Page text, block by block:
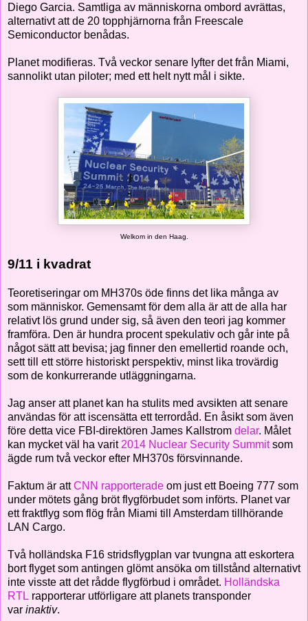
Diego Garcia. Samtliga av människorna ombord avrättas,
alternativt att de 20 topphjärnorna från Freescale
Semiconductor benådas.
Planet modifieras. Två veckor senare lyfter det från Miami,
sannolikt utan piloter; med ett helt nytt mål i sikte.
Welkom in den Haag.
9/11 i kvadrat
Teoretiseringar om MH370s öde finns det lika många av
som människor. Gemensamt för dem alla är att de alla har
relativt lös grund under sig, så även den teori jag kommer
framföra. Den är hundra procent spekulativ och går inte på
något sätt att bevisa; jag finner den emellertid roande och,
sett till ett större historiskt perspektiv, minst lika trovärdig
som de konkurrerande utläggningarna.
Jag anser att planet kan ha stulits med avsikten att senare
användas för att iscensätta ett terrordåd. En åsikt som även
före detta vice FBI-direktören James Kallstrom delar. Målet
kan mycket väl ha varit 2014 Nuclear Security Summitsom
ägde rum två veckor efter MH370s försvinnande.
Faktum är attCNN rapporterade om just ett Boeing 777 som
under mötets gång bröt flygförbudet som införts. Planet var
ett fraktflyg som flög från Miami till Amsterdam tillhörande
LAN Cargo.
Två holländska F16 stridsflygplan var tvungna att eskortera
bort flyget som antingen glömt ansöka om tillstånd alternativt
inte visste att det rådde flygförbud i området. Holländska
RTL rapporterar utförligare att planets transponder
var inaktiv.